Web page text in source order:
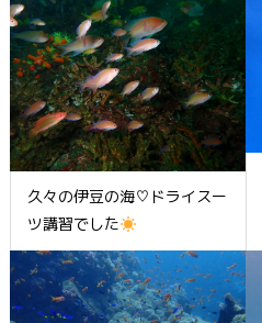
久々の伊豆の海♡ドライスー
ツ講習でした